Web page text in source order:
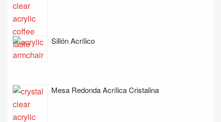
Sillón Acrílico
Mesa Redonda Acrílica Cristalina